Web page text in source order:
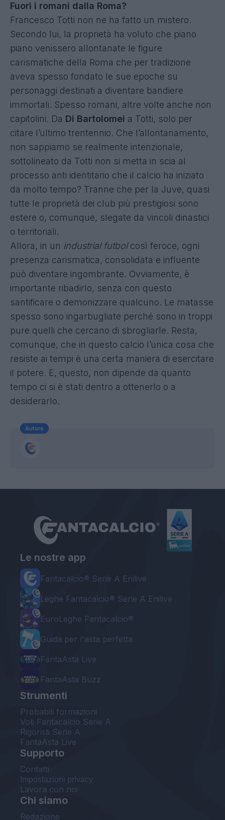
Fuori i romani dalla Roma?
Francesco Totti non ne ha fatto un mistero.
Secondo lui, la proprietà ha voluto che piano
piano venissero allontanate le figure
carismatiche della Roma che per tradizione
aveva spesso fondato le sue epoche su
personaggi destinati a diventare bandiere
immortali. Spesso romani, altre volte anche non
capitolini. Da Di Bartolomei a Totti, solo per
citare l’ultimo trentennio. Che l’allontanamento,
non sappiamo se realmente intenzionale,
sottolineato da Totti non si metta in scia al
processo anti identitario che il calcio ha iniziato
da molto tempo? Tranne che per la Juve, quasi
tutte le proprietà dei club più prestigiosi sono
estere o, comunque, slegate da vincoli dinastici
o territoriali.
Allora, in un industrial futbolcosì feroce, ogni
presenza carismatica, consolidata e influente
può diventare ingombrante. Ovviamente, è
importante ribadirlo, senza con questo
santificare o demonizzare qualcuno. Le matasse
spesso sono ingarbugliate perché sono in troppi
pure quelli che cercano di sbrogliarle. Resta,
comunque, che in questo calcio l’unica cosa che
resiste ai tempi è una certa maniera di esercitare
il potere. E, questo, non dipende da quanto
tempo ci si è stati dentro a ottenerlo o a
desiderarlo.
Autore
Le nostre app
Fantacalcio® Serie A Enilive
Leghe Fantacalcio® Serie A Enilive
EuroLeghe Fantacalcio®
Guida per l'asta perfetta
FantaAsta Live
FantaAsta Buzz
Strumenti
Probabili formazioni
Voti Fantacalcio Serie A
Rigoristi Serie A
FantaAsta Live
Supporto
Contatti
Impostazioni privacy
Lavora con noi
Chi siamo
Redazione